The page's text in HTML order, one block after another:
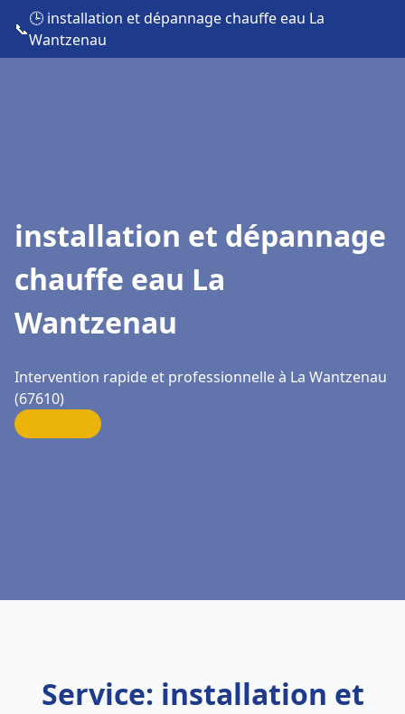
📞
🕒 installation et dépannage chauffe eau La
Wantzenau
installation et dépannage
chauffe eau La
Wantzenau
Intervention rapide et professionnelle à La Wantzenau
(67610)
Service: installation et